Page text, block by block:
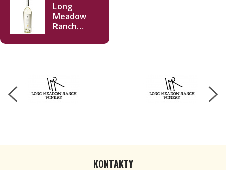
Long
Meadow
Ranch
Blanc 2024
KONTAKTY